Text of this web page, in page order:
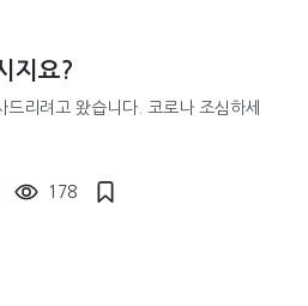
지요?
드리려고 왔습니다. 코로나 조심하세
178